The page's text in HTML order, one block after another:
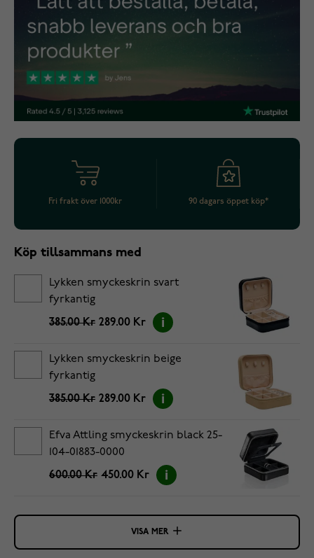
Fri frakt över 1000kr 90 dagars öppet köp*
Köp tillsammans med
Lykken smyckeskrin svart
fyrkantig
385.00 Kr 289.00 Kr
Lykken smyckeskrin beige
fyrkantig
385.00 Kr 289.00 Kr
Efva Attling smyckeskrin black 25-
104-01883-0000
600.00 Kr 450.00 Kr
VISA MER